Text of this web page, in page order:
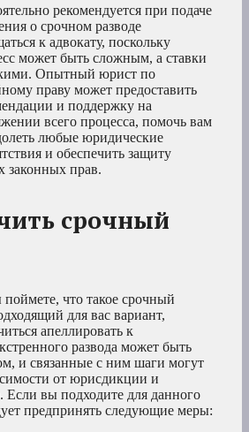
рекомендуется при подаче
о срочном разводе
к адвокату, поскольку
может быть сложным, а ставки
Опытный юрист по
праву может предоставить
и поддержку на
всего процесса, помочь вам
любые юридические
и обеспечить защиту
законных прав.
срочный
что такое срочный
для вас вариант,
апеллировать к
развода может быть
и связанные с ним шаги могут
от юрисдикции и
Если вы подходите для данного
предпринять следующие меры: